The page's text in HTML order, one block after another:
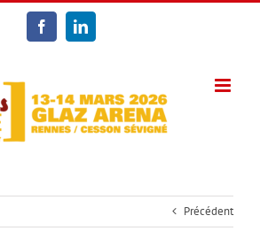
FacebookLinkedIn
Précédent